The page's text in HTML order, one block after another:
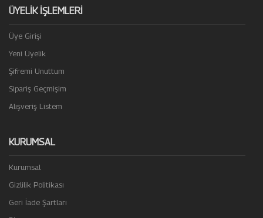
ÜYELİK İŞLEMLERİ
Üye Girişi
Yeni Üyelik
Şifremi Unuttum
Sipariş Geçmişim
Alışveriş Listem
KURUMSAL
Kurumsal
Gizlilik Politikası
Geri İade Şartları